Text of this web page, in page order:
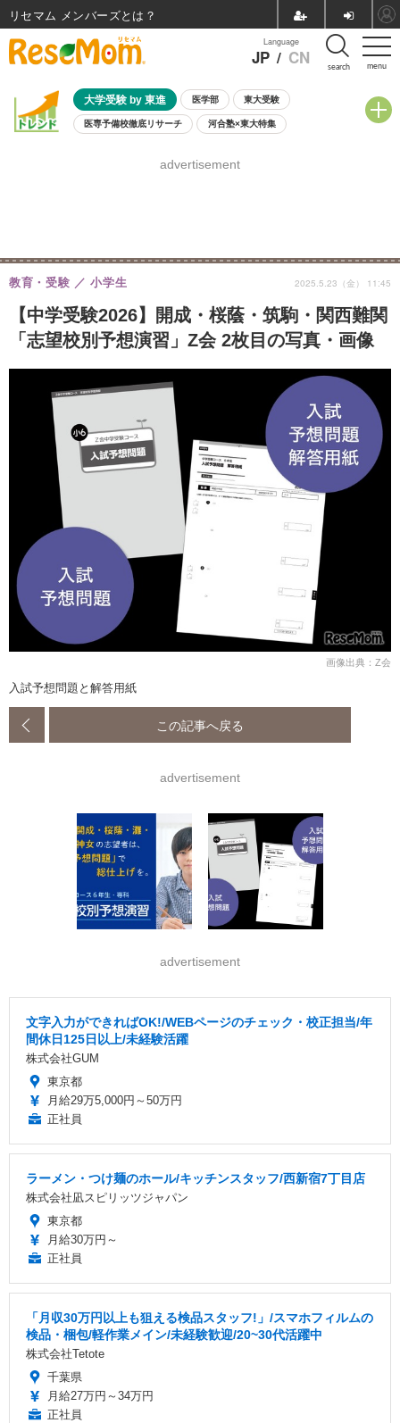
menu
Language
JP / CN search
大学受験 by 東進 医学部 東大受験
医専予備校徹底リサーチ 河合塾×東大特集
8月開催学校説明会・相談会
advertisement
【中学受験2026】開成・桜蔭・筑駒・関西難関
「志望校別予想演習」Z会 2枚目の写真・画像
教育・受験 小学生 2025.5.23（金） 11:45
画像出典：Z会
入試予想問題と解答用紙
この記事へ戻る
advertisement
advertisement
文字入力ができればOK!/WEBページのチェック・校正担当/年
間休日125日以上/未経験活躍
株式会社GUM
東京都
月給29万5,000円～50万円
正社員
ラーメン・つけ麺のホール/キッチンスタッフ/西新宿7丁目店
株式会社凪スピリッツジャパン
東京都
月給30万円～
正社員
「月収30万円以上も狙える検品スタッフ!」/スマホフィルムの
検品・梱包/軽作業メイン/未経験歓迎/20~30代活躍中
株式会社Tetote
千葉県
月給27万円～34万円
正社員
リセマム メンバーズ